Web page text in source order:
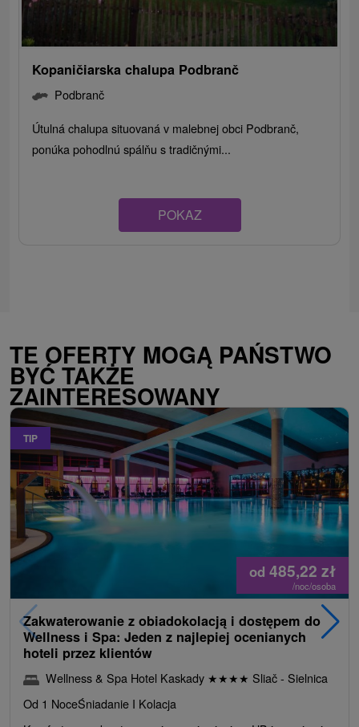
Kopaničiarska chalupa Podbranč
Podbranč
Útulná chalupa situovaná v malebnej obci Podbranč,
ponúka pohodlnú spálňu s tradičnými...
POKAZ
TE OFERTY MOGĄ PAŃSTWO
BYĆ TAKŻE
ZAINTERESOWANY
TIP
od 485,22 zł
/noc/osoba
Zakwaterowanie z obiadokolacją i dostępem do
Wellness i Spa: Jeden z najlepiej ocenianych
hoteli przez klientów
Wellness & Spa Hotel Kaskady ★★★★ Sliač - Sielnica
Od 1 NoceŚniadanie I Kolacja